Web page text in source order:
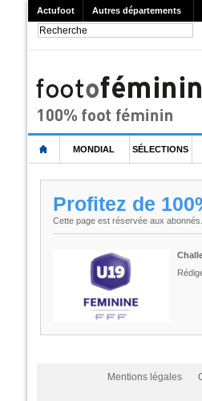
Actufoot Autres départements
MONDIAL SÉLECTIONS
Profitez de
Cette page est réservée aux abonnés.
Mentions légales